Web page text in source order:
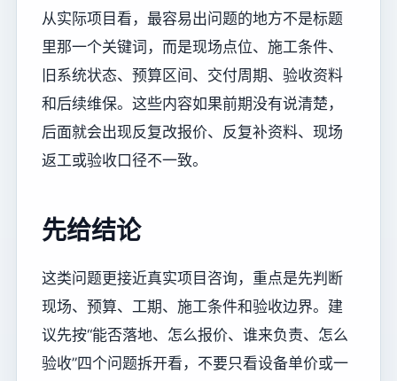
从实际项目看，最容易出问题的地方不是标题
里那一个关键词，而是现场点位、施工条件、
旧系统状态、预算区间、交付周期、验收资料
和后续维保。这些内容如果前期没有说清楚，
后面就会出现反复改报价、反复补资料、现场
返工或验收口径不一致。
先给结论
这类问题更接近真实项目咨询，重点是先判断
现场、预算、工期、施工条件和验收边界。建
议先按“能否落地、怎么报价、谁来负责、怎么
验收”四个问题拆开看，不要只看设备单价或一